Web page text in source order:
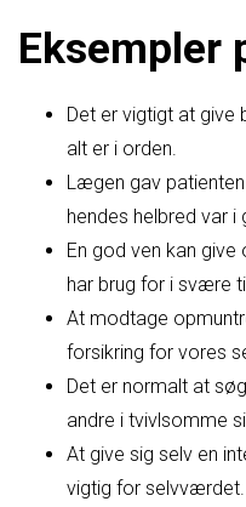
Eksempler
Det er vigtigt at give
alt er i orden.
Lægen gav
hendes helbred var i
En god ven kan
har brug for i svære
At modtage
forsikring for vores
Det er normalt at
andre i tvivlsomme
At give sig selv en
vigtig for selvværdet.